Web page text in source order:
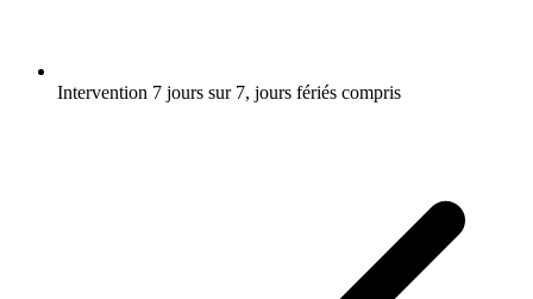
Intervention 7 jours sur 7, jours fériés compris